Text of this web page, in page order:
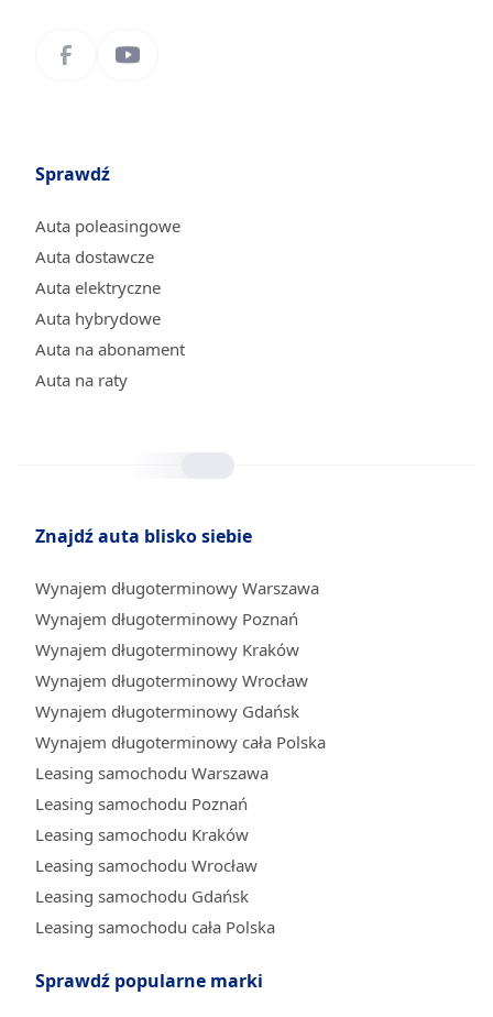
Sprawdź
Auta poleasingowe
Auta dostawcze
Auta elektryczne
Auta hybrydowe
Auta na abonament
Auta na raty
Znajdź auta blisko siebie
Wynajem długoterminowy Warszawa
Wynajem długoterminowy Poznań
Wynajem długoterminowy Kraków
Wynajem długoterminowy Wrocław
Wynajem długoterminowy Gdańsk
Wynajem długoterminowy cała Polska
Leasing samochodu Warszawa
Leasing samochodu Poznań
Leasing samochodu Kraków
Leasing samochodu Wrocław
Leasing samochodu Gdańsk
Leasing samochodu cała Polska
Sprawdź popularne marki